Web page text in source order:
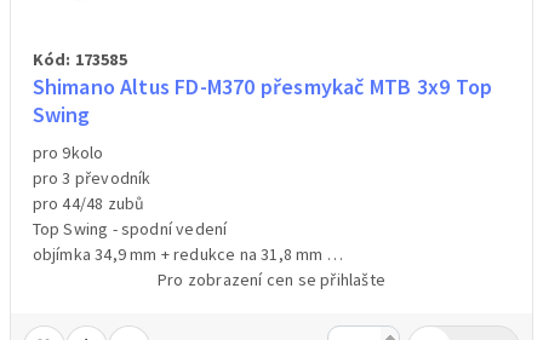
Kód: 173585
Shimano Altus FD-M370 přesmykač MTB 3x9 Top
Swing
pro 9kolo
pro 3 převodník
pro 44/48 zubů
Top Swing - spodní vedení
objímka 34,9 mm + redukce na 31,8 mm
univerzální - horní + spodní tah
hmotnost 200 g /váženo/
Pro zobrazení cen se přihlašte